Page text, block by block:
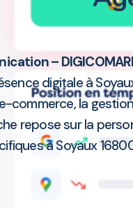
–
digitale à
commerce, la
repose sur la
à Soyaux